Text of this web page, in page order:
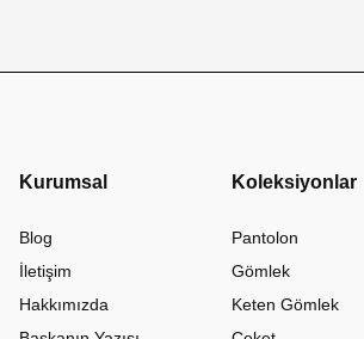
Kurumsal
Blog
İletişim
Hakkımızda
Koleksiyonlar
Pantolon
Gömlek
Keten Gömlek